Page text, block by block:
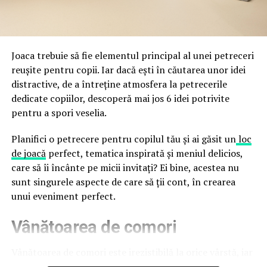
false până la tentative de furt al datelor personale și
financiare. Instituția recomandă verificarea atentă a
sursei mesajelor și raportarea incidentelor la numărul
unic 1911.
Campaniile identificate în ultimele săptămâni folosesc
false de streaming, coduri QR malițioase și mesaje care
promit bilete, rambursări, premii sau acces gratuit la
meciuri. FBI a emis în luna mai un avertisment privind
site-urile care clonează platforma oficială prin
modificări minore ale denumirii domeniului, precum
a colecta date personale și bancare.
Joaca trebuie să fie elementul principal al unei petreceri
reușite pentru copii. Iar dacă ești în căutarea unor idei
distractive, de a întreține atmosfera la petrecerile
dedicate copiilor, descoperă mai jos 6 idei potrivite
pentru a spori veselia.
Planifici o petrecere pentru copilul tău și ai găsit unloc
de joacăperfect, tematica inspirată și meniul delicios,
care să îi încânte pe micii invitați? Ei bine, acestea nu
sunt singurele aspecte de care să ții cont, în crearea
unui eveniment perfect.
Vânătoarea de comori